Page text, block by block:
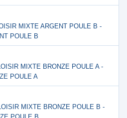
MIXTE ARGENT POULE B -
POULE B
MIXTE BRONZE POULE A -
POULE A
MIXTE BRONZE POULE B -